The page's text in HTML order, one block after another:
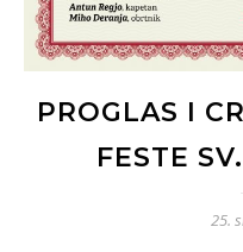
PROGLAS I
FESTE
25.